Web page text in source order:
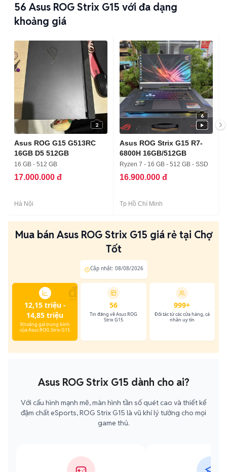
56 Asus ROG Strix G15 với đa dạng
khoảng giá
2
Asus ROG G15 G513RC
16GB D5 512GB
16 GB - 512 GB
17.000.000 đ
Hà Nội
6
Asus ROG Strix G15 R7-
6800H 16GB/512GB
Ryzen 7 - 16 GB - 512 GB - SSD
16.900.000 đ
Tp Hồ Chí Minh
Mua bán Asus ROG Strix G15 giá rẻ tại Chợ
Tốt
Cập nhật: 08/08/2026
₫
12,15 triệu -
14,85 triệu
Khoảng giá trung bình
của Asus ROG Strix G15
56
Tin đăng về Asus ROG
Strix G15
999+
Đối tác từ các cửa hàng, cá
nhân uy tín
Asus ROG Strix G15 dành cho ai?
Với cấu hình mạnh mẽ, màn hình tần số quét cao và thiết kế
đậm chất eSports, ROG Strix G15 là vũ khí lý tưởng cho mọi
game thủ.